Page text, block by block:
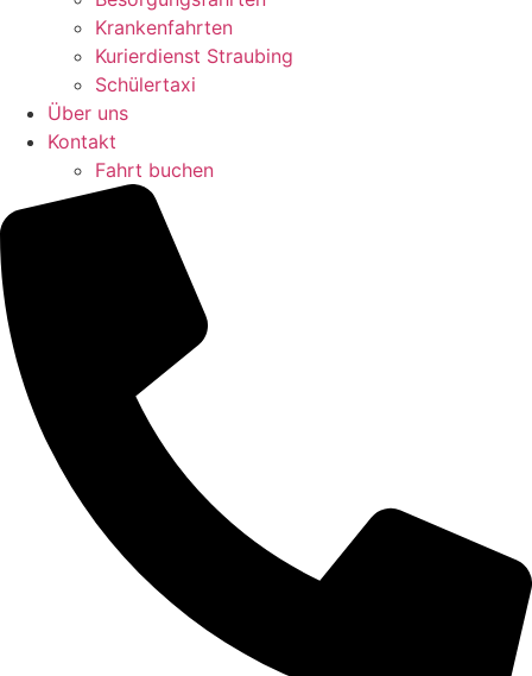
Krankenfahrten
Kurierdienst Straubing
Schülertaxi
Über uns
Kontakt
Fahrt buchen